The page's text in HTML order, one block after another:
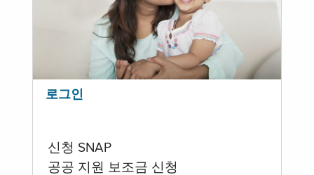
로그인
신청 SNAP
공공 지원 보조금 신청